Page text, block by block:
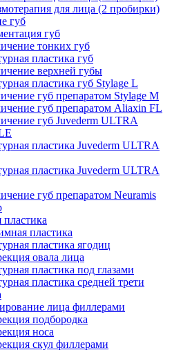
для лица (2 пробирки)
губ
губ
тонких губ
пластика губ
верхней губы
пластика губ Stylage L
губ препаратом Stylage M
губ препаратом Aliaxin FL
губ Juvederm ULTRA
пластика Juvederm ULTRA
пластика Juvederm ULTRA
губ препаратом Neuramis
пластика
пластика ягодиц
овала лица
пластика под глазами
пластика средней трети
лица филлерами
подбородка
носа
скул филлерами